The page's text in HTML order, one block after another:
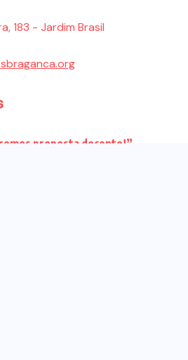
183 - Jardim Brasil
proposta decente!”